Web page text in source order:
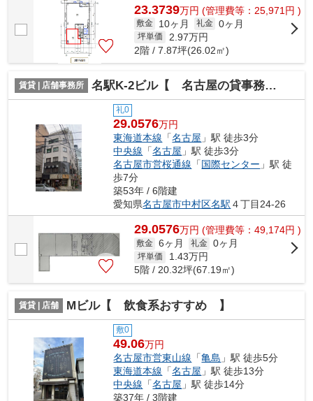
23.3739万円 (管理費等：25,971円 )
敷金 10ヶ月 礼金 0ヶ月
坪単価 2.97万円
2階 / 7.87坪(26.02㎡)
賃貸 | 店舗事務所 名駅K-2ビル【 名古屋の貸事務所・貸オフィス 】
礼0
29.0576万円
東海道本線 「名古屋 」駅 徒歩3分
中央線 「名古屋 」駅 徒歩3分
名古屋市営桜通線 「国際センター 」駅 徒
歩7分
築53年 / 6階建
愛知県名古屋市中村区名駅 ４丁目24-26
29.0576万円 (管理費等：49,174円 )
敷金 6ヶ月 礼金 0ヶ月
坪単価 1.43万円
5階 / 20.32坪(67.19㎡)
賃貸 | 店舗 Mビル【 飲食系おすすめ 】
敷0
49.06万円
名古屋市営東山線 「亀島 」駅 徒歩5分
東海道本線 「名古屋 」駅 徒歩13分
中央線 「名古屋 」駅 徒歩14分
築37年 / 3階建